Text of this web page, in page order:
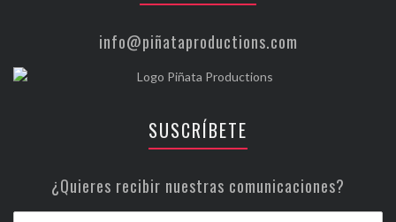
info@piñataproductions.com
SUSCRÍBETE
¿Quieres recibir nuestras comunicaciones?